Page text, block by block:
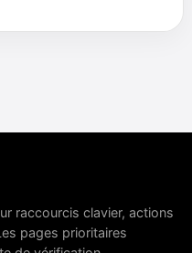
raccourcis clavier, actions
pages prioritaires